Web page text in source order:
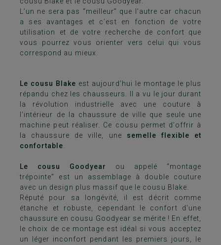
L’un ne sera pas “meilleur” que l’autre car chacun
a ses avantages et c’est en fonction de votre
utilisation et de votre recherche de confort que
vous pourrez vous orienter vers celui qui vous
correspond au mieux.
Le cousu Blake est aujourd’hui le montage le plus
répandu chez les chausseurs. Il a vu le jour durant
la révolution industrielle avec une couture à
l’intérieur de la chaussure de ville que seule une
machine peut réaliser. Ce cousu permet d’offrir à
la chaussure de ville, une semelle flexible et
confortable.
Le cousu Goodyear
ou appelé “montage
trépointe” est un assemblage à double couture
avec un design plus massif que le cousu Blake.
Réputé pour sa longévité, il est décrit comme
étanche et robuste, cependant le confort d’une
chaussure en cousu Goodyear se mérite ! En effet,
le choix de ce montage est idéal si vous acceptez
un léger inconfort pendant les premiers jours, le